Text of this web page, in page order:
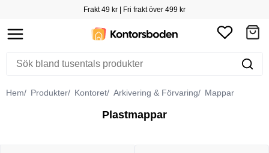
Frakt 49 kr | Fri frakt över 499 kr
Hem Produkter Kontoret Arkivering & Förvaring Mappar
Plastmappar